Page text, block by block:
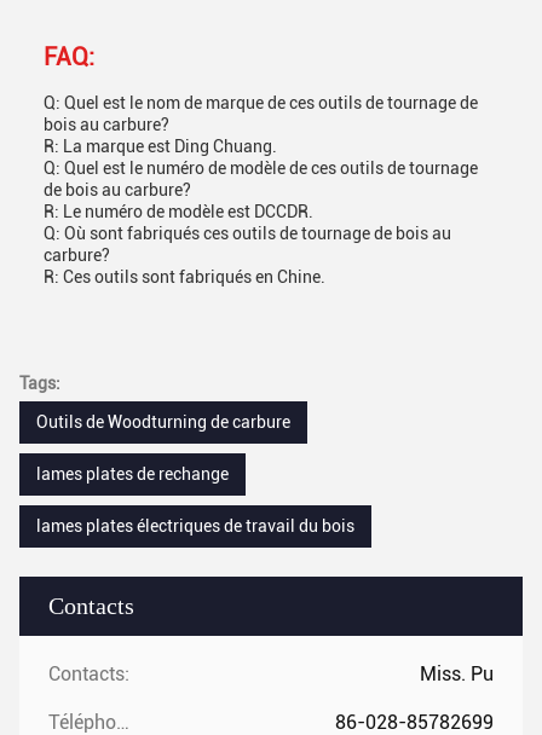
Contacts
Contacts: Miss. Pu
Téléphone: 86-028-85782699
FAQ:
Q: Quel est le nom de marque de ces outils de tournage de
bois au carbure?
R: La marque est Ding Chuang.
Q: Quel est le numéro de modèle de ces outils de tournage
de bois au carbure?
R: Le numéro de modèle est DCCDR.
Q: Où sont fabriqués ces outils de tournage de bois au
carbure?
R: Ces outils sont fabriqués en Chine.
Tags:
Outils de Woodturning de carbure
lames plates de rechange
lames plates électriques de travail du bois